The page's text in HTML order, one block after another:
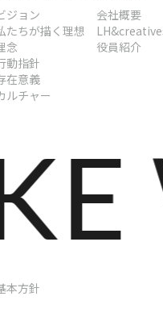
ジョン
たちが描く理想
念
動指針
在意義
ルチャー
会社概要
役員紹介
本方針